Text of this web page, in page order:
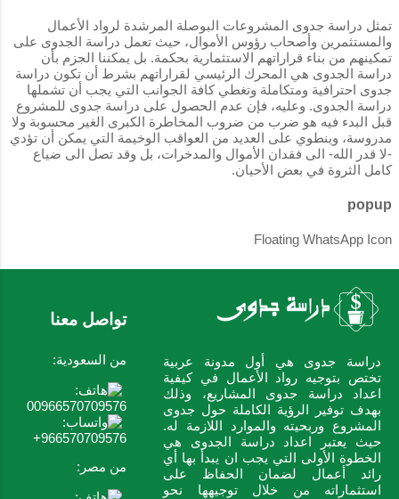
تمثل دراسة جدوى المشروعات البوصلة المرشدة لرواد الأعمال
والمستثمرين وأصحاب رؤوس الأموال، حيث تعمل دراسة الجدوى على
تمكينهم من بناء قراراتهم الاستثمارية بحكمة. بل يمكننا الجزم بأن
دراسة الجدوى هي المحرك الرئيسي لقراراتهم بشرط أن تكون دراسة
جدوى احترافية ومتكاملة وتغطي كافة الجوانب التي يجب أن تشملها
دراسة الجدوى. وعليه، فإن عدم الحصول على دراسة جدوى للمشروع
قبل البدء فيه هو ضرب من ضروب المخاطرة الكبرى الغير محسوبة ولا
مدروسة، وينطوي على العديد من العواقب الوخيمة التي يمكن أن تؤدي
-لا قدر الله- الى فقدان الأموال والمدخرات، بل وقد تصل الى ضياع
كامل الثروة في بعض الأحيان.
popup
Floating WhatsApp Icon
دراسة جدوى هي أول مدونة عربية
تختص بتوجيه رواد الأعمال في كيفية
اعداد دراسة جدوى المشاريع، وذلك
بهدف توفير الرؤية الكاملة حول جدوى
المشروع وربحيته والموارد اللازمة له.
حيث يعتبر اعداد دراسة الجدوى هي
الخطوة الأولى التي يجب ان يبدأ بها أي
رائد أعمال لضمان الحفاظ على
استثماراته من خلال توجيهها نحو
تواصل معنا
من السعودية:
00966570709576
966570709576+
من مصر: